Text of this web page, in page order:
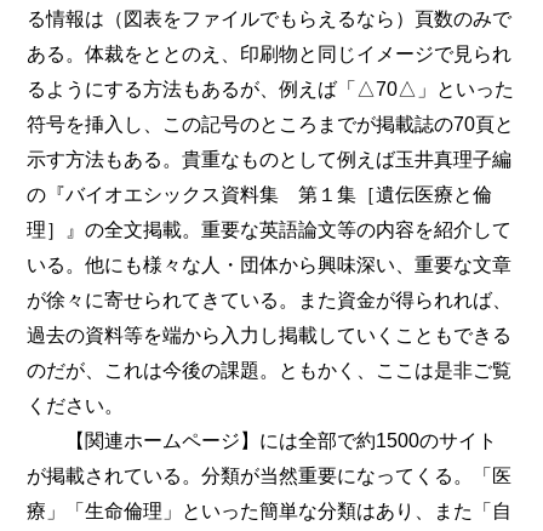
る情報は（図表をファイルでもらえるなら）頁数のみで
ある。体裁をととのえ、印刷物と同じイメージで見られ
るようにする方法もあるが、例えば「△70△」といった
符号を挿入し、この記号のところまでが掲載誌の70頁と
示す方法もある。貴重なものとして例えば玉井真理子編
の『バイオエシックス資料集 第１集［遺伝医療と倫
理］』の全文掲載。重要な英語論文等の内容を紹介して
いる。他にも様々な人・団体から興味深い、重要な文章
が徐々に寄せられてきている。また資金が得られれば、
過去の資料等を端から入力し掲載していくこともできる
のだが、これは今後の課題。ともかく、ここは是非ご覧
ください。
【関連ホームページ】には全部で約1500のサイト
が掲載されている。分類が当然重要になってくる。「医
療」「生命倫理」といった簡単な分類はあり、また「自